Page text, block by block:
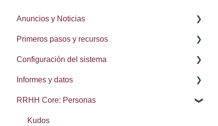
Anuncios y Noticias
Notas de la lanzamiento
Primeros pasos y recursos
Procesos
Delegación de procesos
Configuración de usuario
Navegación
Configuración del sistema
Administración del sistema
Integraciones: Webhooks
Informes y datos
Brecha salarial de género
Búsqueda, conjuntos y elementos recientes
RRHH Core: Personas
Kudos